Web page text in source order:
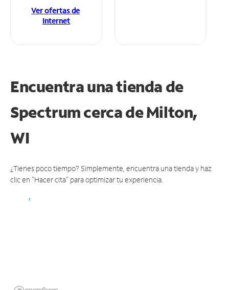
Ver ofertas de
Internet
Encuentra una tienda de
Spectrumcerca de Milton,
WI
¿Tienes poco tiempo? Simplemente, encuentra una tienda y haz
clic en "Hacer cita" para optimizar tu experiencia.